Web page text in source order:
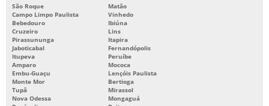
São Roque
Matão
Campo Limpo Paulista
Vinhedo
Bebedouro
Ibiúna
Cruzeiro
Lins
Pirassununga
Itapira
Jaboticabal
Fernandópolis
Itupeva
Peruíbe
Amparo
Mococa
Embu-Guaçu
Lençóis Paulista
Monte Mor
Bertioga
Tupã
Mirassol
Nova Odessa
Mongaguá